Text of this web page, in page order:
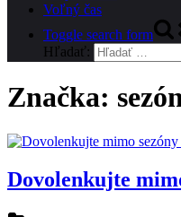
Voľný čas
Toggle search form
Hľadať:
Značka:
Dovolenkujte